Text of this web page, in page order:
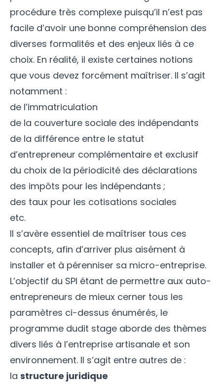
procédure très complexe puisqu’il n’est pas
facile d’avoir une bonne compréhension des
diverses formalités et des enjeux liés à ce
choix. En réalité, il existe certaines notions
que vous devez forcément maîtriser. Il s’agit
notamment :
de l’immatriculation
de la couverture sociale des indépendants
de la différence entre le statut
d’entrepreneur complémentaire et exclusif
du choix de la périodicité des déclarations
des impôts pour les indépendants ;
des taux pour les cotisations sociales
etc.
Il s’avère essentiel de maîtriser tous ces
concepts, afin d’arriver plus aisément à
installer et à pérenniser sa micro-entreprise.
L’objectif du SPI étant de permettre aux auto-
entrepreneurs de mieux cerner tous les
paramètres ci-dessus énumérés, le
programme dudit stage aborde des thèmes
divers liés à l’entreprise artisanale et son
environnement. Il s’agit entre autres de :
la structure juridique